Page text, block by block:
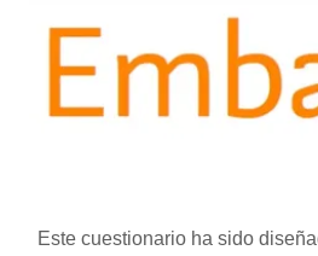
Este cuestionario ha sido